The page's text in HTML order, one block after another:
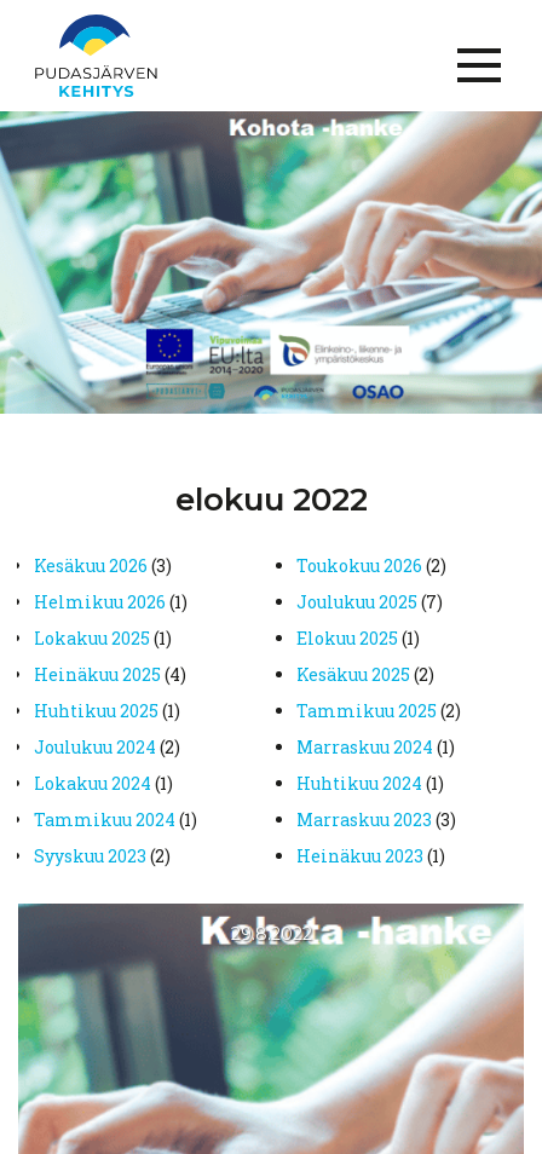
Menu
elokuu 2022
kesäkuu 2026 (3) toukokuu 2026 (2)
helmikuu 2026 (1) joulukuu 2025 (7)
lokakuu 2025 (1) elokuu 2025 (1)
heinäkuu 2025 (4) kesäkuu 2025 (2)
huhtikuu 2025 (1) tammikuu 2025 (2)
joulukuu 2024 (2) marraskuu 2024 (1)
lokakuu 2024 (1) huhtikuu 2024 (1)
tammikuu 2024 (1) marraskuu 2023 (3)
syyskuu 2023 (2) heinäkuu 2023 (1)
maaliskuu 2023(1)
helmikuu 2023
(3) tammikuu 2023 (1)
joulukuu 2022
syyskuu 2022(3)
elokuu 2022
kesäkuu 2022
(2)
toukokuu 2022
(1) huhtikuu 2022(1)
maaliskuu 2022(4) huhtikuu 2021(1)
helmikuu 2021(1) joulukuu 2020 (2)
29.8.2022